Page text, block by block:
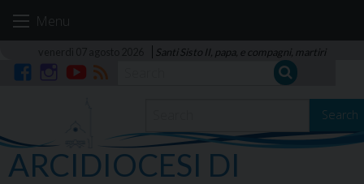
Menu
Santi Sisto II, papa, e compagni, martiri
Search
ARCIDIOCESI DI